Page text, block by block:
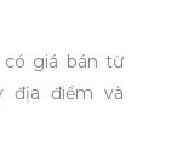
có giá bán từ
địa điểm và